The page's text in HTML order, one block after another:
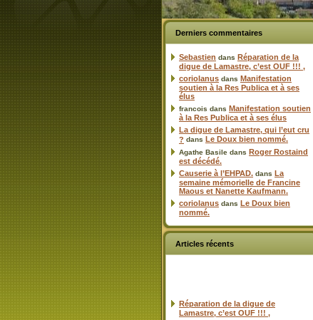
Derniers commentaires
Sebastien dans Réparation de la
digue de Lamastre, c’est OUF !!! ,
coriolanus dans Manifestation
soutien à la Res Publica et à ses
élus
francois dans Manifestation soutien
à la Res Publica et à ses élus
La digue de Lamastre, qui l’eut cru
? dans Le Doux bien nommé.
Agathe Basile dans Roger Rostaind
est décédé.
Causerie à l’EHPAD. dans La
semaine mémorielle de Francine
Maous et Nanette Kaufmann.
coriolanus dans Le Doux bien
nommé.
Articles récents
Réparation de la digue de
Lamastre, c’est OUF !!! ,